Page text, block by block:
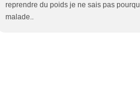
reprendre du poids je ne sais pas
malade..